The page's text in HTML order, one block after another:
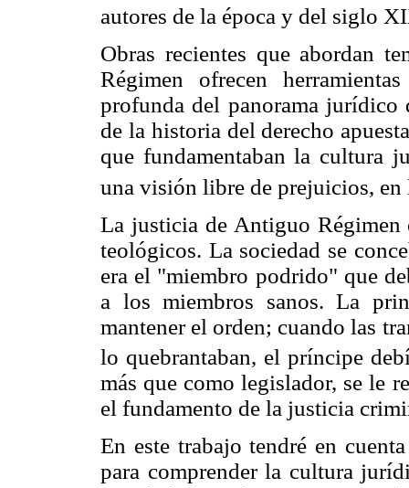
autores de la época y del siglo
Obras recientes que abordan
Régimen ofrecen
profunda del panorama jurídico
de la historia del derecho
que fundamentaban la cultura
una visión libre de prejuicios,
La justicia de Antiguo Régimen
teológicos. La sociedad se
era el "miembro podrido" que
a los miembros sanos. La
mantener el orden; cuando las
lo quebrantaban, el príncipe
más que como legislador, se le
el fundamento de la justicia
En este trabajo tendré en
para comprender la cultura